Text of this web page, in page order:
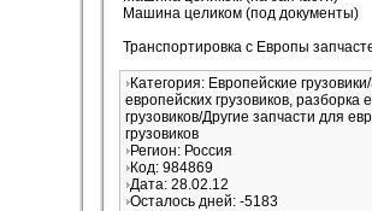
Машина целиком (под документы)
Транспортировка с Европы
Категория: Европейские
европейских грузовиков, разборка
грузовиков/Другие запчасти для
грузовиков
Регион: Россия
Код: 984869
Дата: 28.02.12
Осталось дней: -5183